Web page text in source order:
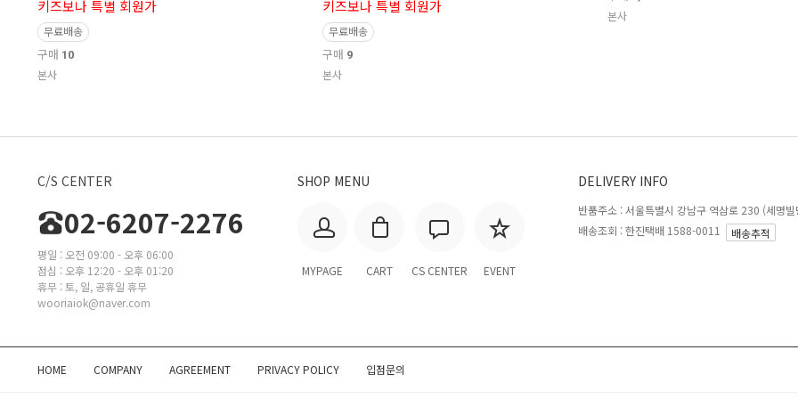
키즈보나 특별 회원가
무료배송
구매 10
본사
키즈보나 특별 회원가
무료배송
구매 9
본사
본사
C/S CENTER
02-6207-2276
평일 : 오전 09:00 - 오후 06:00
점심 : 오후 12:20 - 오후 01:20
휴무 : 토, 일, 공휴일 휴무
wooriaiok@naver.com
SHOP MENU
MYPAGE CART CS CENTER EVENT
DELIVERY INFO
반품주소 :서울특별시 강남구 역삼로 230 (세명
배송조회 : 한진택배 1588-0011
배송추적
HOME COMPANY AGREEMENT PRIVACY POLICY 입점문의